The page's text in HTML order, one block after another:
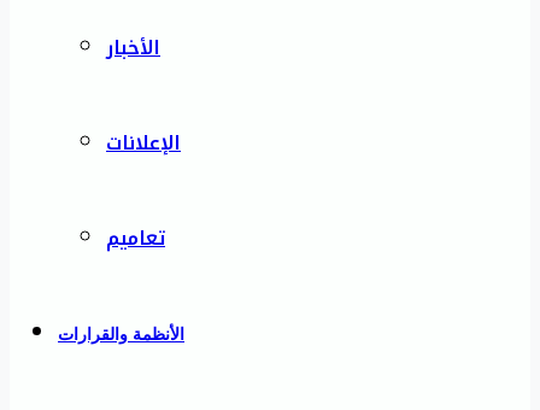
الأخبار
الإعلانات
تعاميم
الأنظمة والقرارات